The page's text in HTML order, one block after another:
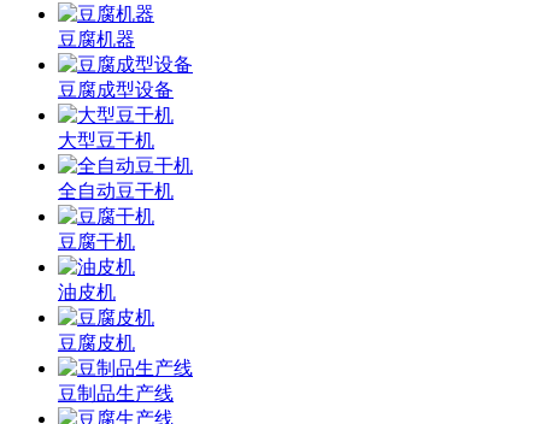
豆腐机器
豆腐成型设备
大型豆干机
全自动豆干机
豆腐干机
油皮机
豆腐皮机
豆制品生产线